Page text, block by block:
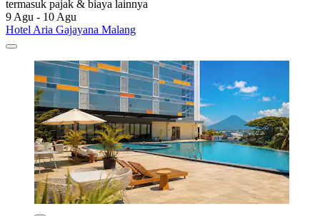
termasuk pajak & biaya lainnya
9 Agu - 10 Agu
Hotel Aria Gajayana Malang